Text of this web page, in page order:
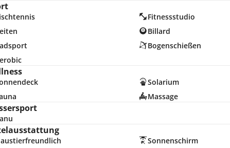
Fitnessstudio
Billard
Bogenschießen
Solarium
Massage
Sonnenschirm